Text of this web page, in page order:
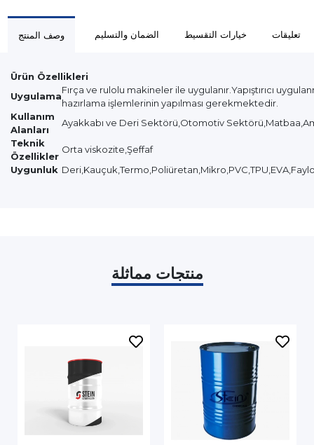
وصف المنتج الضمان والتسليم خيارات التقسيط تعليقات
Ürün Özellikleri
Uygulama
Fırça ve rulolu makineler ile uygulanır.Yapıştırıcı
hazırlama işlemlerinin yapılması gerekmektedir.
Kullanım
Alanları
Ayakkabı ve Deri Sektörü,Otomotiv
Teknik
Özellikler
Orta viskozite,Şeffaf
Uygunluk
منتجات مماثلة